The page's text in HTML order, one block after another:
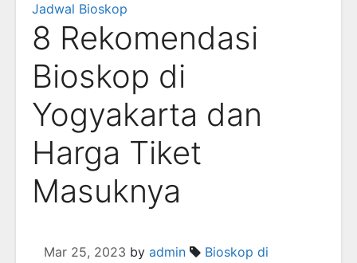
Jadwal Bioskop
8 Rekomendasi
Bioskop di
Yogyakarta dan
Harga Tiket
Masuknya
Mar 25, 2023 by admin
Bioskop di